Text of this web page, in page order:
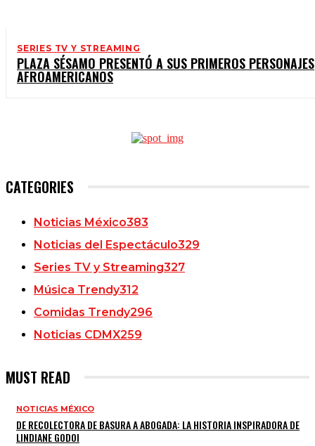
SERIES TV Y STREAMING
PLAZA SÉSAMO PRESENTÓ A SUS PRIMEROS PERSONAJES
AFROAMERICANOS
CATEGORIES
Noticias México383
Noticias del Espectáculo329
Series TV y Streaming327
Música Trendy312
Comidas Trendy296
Noticias CDMX259
MUST READ
NOTICIAS MÉXICO
DE RECOLECTORA DE BASURA A ABOGADA: LA HISTORIA INSPIRADORA DE
LINDIANE GODOI